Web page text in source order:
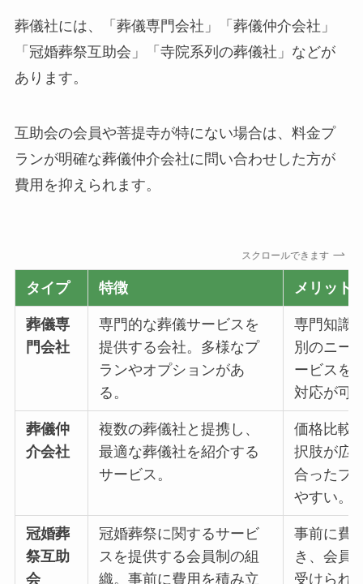
葬儀社には、「葬儀専門会社」「葬儀仲介会社」
「冠婚葬祭互助会」「寺院系列の葬儀社」などが
あります。
互助会の会員や菩提寺が特にない場合は、料金プ
ランが明確な葬儀仲介会社に問い合わせした方が
費用を抑えられます。
スクロールできます
タイプ 特徴 メリット
葬儀専
門会社
専門的な葬儀サービスを
提供する会社。多様なプ
ランやオプションがあ
る。
専門知識
別のニー
ービスを
対応が可
葬儀仲
介会社
複数の葬儀社と提携し、
最適な葬儀社を紹介する
サービス。
価格比較
択肢が広
合ったプ
やすい。
冠婚葬
祭互助
会
冠婚葬祭に関するサービ
スを提供する会員制の組
織。事前に費用を積み立
事前に費
き、会員
受けられ